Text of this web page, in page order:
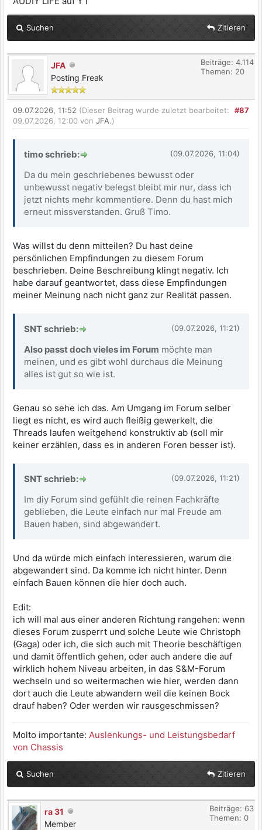
Suchen Zitieren
JFA
Posting Freak
Beiträge: 4.114
Themen: 20
#87
09.07.2026, 11:52 (Dieser Beitrag wurde zuletzt bearbeitet:
09.07.2026, 12:00 von JFA.)
(09.07.2026, 11:04)
timo schrieb:
Da du mein geschriebenes bewusst oder
unbewusst negativ belegst bleibt mir nur, dass ich
jetzt nichts mehr kommentiere. Denn du hast mich
erneut missverstanden. Gruß Timo.
Was willst du denn mitteilen? Du hast deine
persönlichen Empfindungen zu diesem Forum
beschrieben. Deine Beschreibung klingt negativ. Ich
habe darauf geantwortet, dass diese Empfindungen
meiner Meinung nach nicht ganz zur Realität passen.
(09.07.2026, 11:21)
SNT schrieb:
Also passt doch vieles im Forum möchte man
meinen, und es gibt wohl durchaus die Meinung
alles ist gut so wie ist.
Genau so sehe ich das. Am Umgang im Forum selber
liegt es nicht, es wird auch fleißig gewerkelt, die
Threads laufen weitgehend konstruktiv ab (soll mir
keiner erzählen, dass es in anderen Foren besser ist).
(09.07.2026, 11:21)
SNT schrieb:
Im diy Forum sind gefühlt die reinen Fachkräfte
geblieben, die Leute einfach nur mal Freude am
Bauen haben, sind abgewandert.
Und da würde mich einfach interessieren, warum die
abgewandert sind. Da komme ich nicht hinter. Denn
einfach Bauen können die hier doch auch.
Edit:
ich will mal aus einer anderen Richtung rangehen: wenn
dieses Forum zusperrt und solche Leute wie Christoph
(Gaga) oder ich, die sich auch mit Theorie beschäftigen
und damit öffentlich gehen, oder auch andere die auf
wirklich hohem Niveau arbeiten, in das S&M-Forum
wechseln und so weitermachen wie hier, werden dann
dort auch die Leute abwandern weil die keinen Bock
drauf haben? Oder werden wir rausgeschmissen?
Molto importante: Auslenkungs- und Leistungsbedarf
von Chassis
Suchen Zitieren
ra 31
Member
Beiträge: 63
Themen: 0